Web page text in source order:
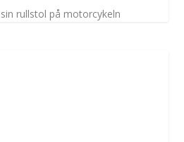
rullstol på motorcykeln